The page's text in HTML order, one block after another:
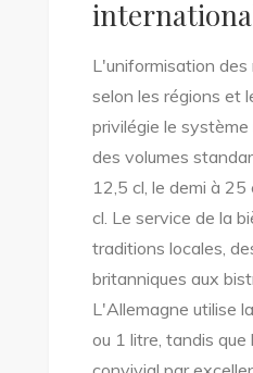
L'uniformisation des
selon les régions et
privilégie le
des volumes
12,5 cl, le demi à
cl. Le service de la
traditions locales,
britanniques aux
L'Allemagne utilise
ou 1 litre, tandis